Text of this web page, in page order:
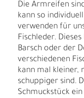
Die Armreifen
kann so
verwenden für
Fischleder.
Barsch oder der
verschiedenen
kann mal kleiner,
schuppiger sind.
Schmuckstück